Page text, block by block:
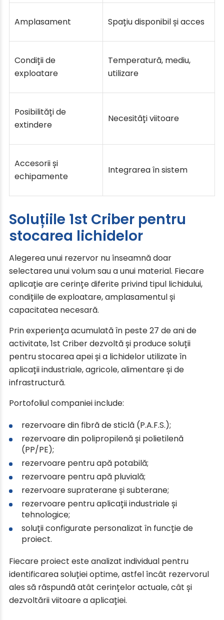
Amplasament Spațiu disponibil și acces
Condiții de
exploatare
Temperatură, mediu,
utilizare
Posibilități de
extindere
Necesități viitoare
Accesorii și
echipamente
Integrarea în sistem
Soluțiile 1st Criber pentru
stocarea lichidelor
Alegerea unui rezervor nu înseamnă doar
selectarea unui volum sau a unui material. Fiecare
aplicație are cerințe diferite privind tipul lichidului,
condițiile de exploatare, amplasamentul și
capacitatea necesară.
Prin experiența acumulată în peste 27 de ani de
activitate, 1st Criber dezvoltă și produce soluții
pentru stocarea apei și a lichidelor utilizate în
aplicații industriale, agricole, alimentare și de
infrastructură.
Portofoliul companiei include:
rezervoare din fibră de sticlă (P.A.F.S.);
rezervoare din polipropilenă și polietilenă
(PP/PE);
rezervoare pentru apă potabilă;
rezervoare pentru apă pluvială;
rezervoare supraterane și subterane;
rezervoare pentru aplicații industriale și
tehnologice;
soluții configurate personalizat în funcție de
proiect.
Fiecare proiect este analizat individual pentru
identificarea soluției optime, astfel încât rezervorul
ales să răspundă atât cerințelor actuale, cât și
dezvoltării viitoare a aplicației.